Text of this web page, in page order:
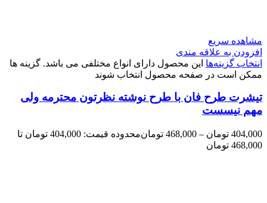
مشاهده سریع
افزودن به علاقه مندی
انتخاب گزینه‌ها این محصول دارای انواع مختلفی می باشد. گزینه ها
ممکن است در صفحه محصول انتخاب شوند
تیشرت طرح فان با طرح نوشته نظرتون محترمه ولی
مهم نیسست
404,000 تومان –
468,000 تومان
محدوده قیمت: 404,000 تومان تا
468,000 تومان